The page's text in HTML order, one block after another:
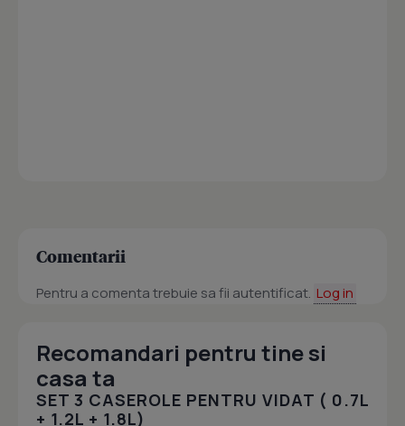
Comentarii
Pentru a comenta trebuie sa fii autentificat. Log in
Recomandari pentru tine si
casa ta
SET 3 CASEROLE PENTRU VIDAT ( 0.7L
+ 1.2L + 1.8L)